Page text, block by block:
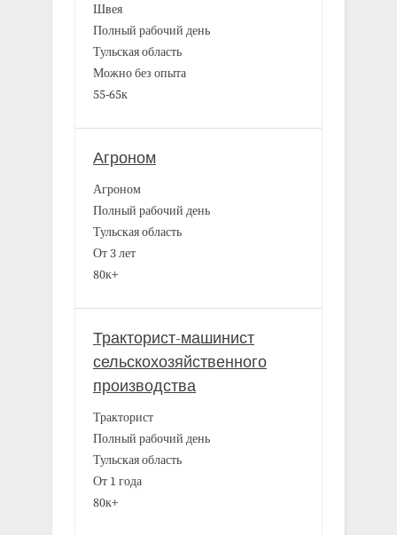
Швея
Полный рабочий день
Тульская область
Можно без опыта
55-65к
Агроном
Агроном
Полный рабочий день
Тульская область
От 3 лет
80к+
Тракторист-машинист
сельскохозяйственного
производства
Тракторист
Полный рабочий день
Тульская область
От 1 года
80к+